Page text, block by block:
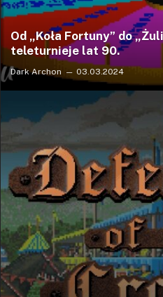
Od „Koła Fortuny” do
teleturnieje lat 90.
Dark Archon 03.03.2024